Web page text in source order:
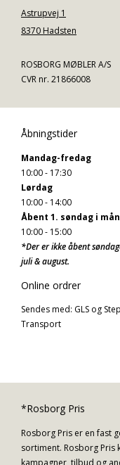
Astrupvej 1
8370 Hadsten
ROSBORG MØBLER A/S
CVR nr. 21866008
Åbningstider
Mandag-fredag
10:00 - 17:30
Lørdag
10:00 - 14:00
Åbent 1. søndag i
10:00 - 15:00
*Der er ikke åbent
juli & august.
Online ordrer
Sendes med: GLS og Step
Transport
*Rosborg Pris
Rosborg Pris er en fast
sortiment. Rosborg Pris
kampagner, tilbud og